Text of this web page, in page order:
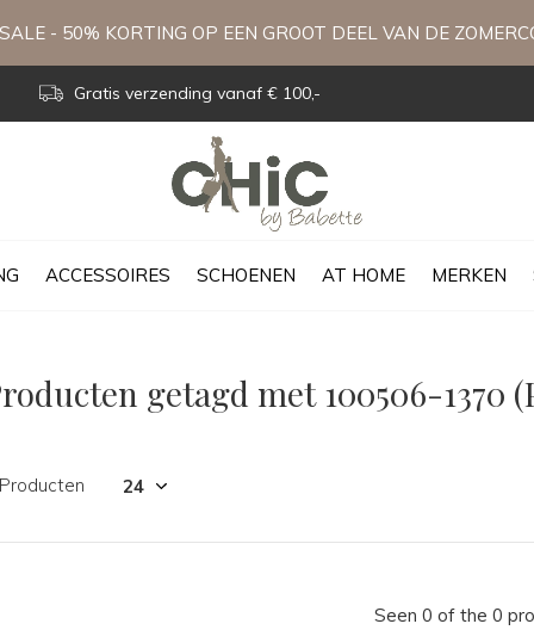
ACCESSOIRES SCHOENEN AT HOME MERKEN
Gratis verzending vanaf € 100,-
- 50% KORTING OP EEN GROOT DEEL VAN DE
getagd met 100506-1370
Seen 0 of the 0